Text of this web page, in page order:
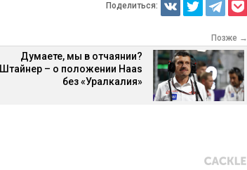
Поделиться:
Позже →
Думаете, мы в отчаянии?
Штайнер – о положении Haas
без «Уралкалия»